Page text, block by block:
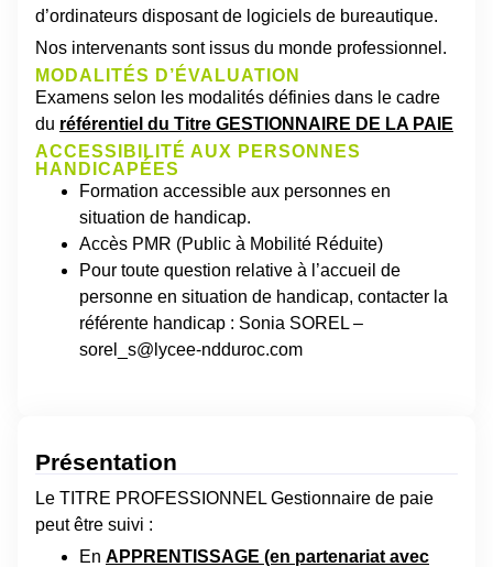
d’ordinateurs disposant de logiciels de bureautique.
Nos intervenants sont issus du monde professionnel.
MODALITÉS D’ÉVALUATION
Examens selon les modalités définies dans le cadre
du référentiel du Titre GESTIONNAIRE DE LA PAIE
ACCESSIBILITÉ AUX PERSONNES
HANDICAPÉES
Formation accessible aux personnes en
situation de handicap.
Accès PMR (Public à Mobilité Réduite)
Pour toute question relative à l’accueil de
personne en situation de handicap, contacter la
référente handicap : Sonia SOREL –
sorel_s@lycee-ndduroc.com
Présentation
Le TITRE PROFESSIONNEL Gestionnaire de paie
peut être suivi :
En APPRENTISSAGE (en partenariat avec